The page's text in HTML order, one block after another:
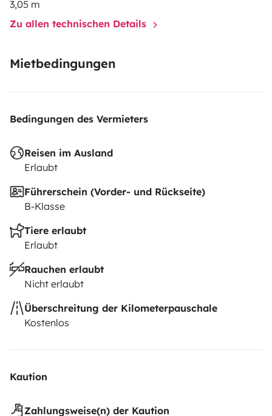
3,05 m
Zu allen technischen Details
Mietbedingungen
Bedingungen des Vermieters
Reisen im Ausland
Erlaubt
Führerschein (Vorder- und Rückseite)
B-Klasse
Tiere erlaubt
Erlaubt
Rauchen erlaubt
Nicht erlaubt
Überschreitung der Kilometerpauschale
Kostenlos
Kaution
Zahlungsweise(n) der Kaution